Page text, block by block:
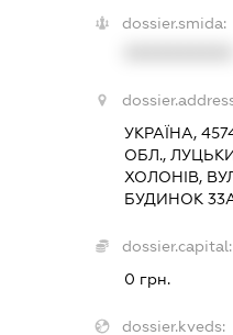
dossier.smida:
УКРАЇНА,
ОБЛ.,
ХОЛОНІВ,
БУДИНОК
dossier.capital:
0 грн.
dossier.kveds: